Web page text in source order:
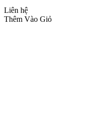
Liên hệ
Thêm Vào Giỏ